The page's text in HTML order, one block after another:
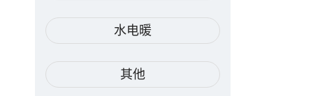
水电暖
其他